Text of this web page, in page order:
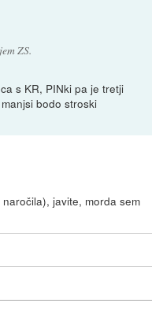
ZS.
s KR, PINki pa je tretji
bodo stroski
javite, morda sem